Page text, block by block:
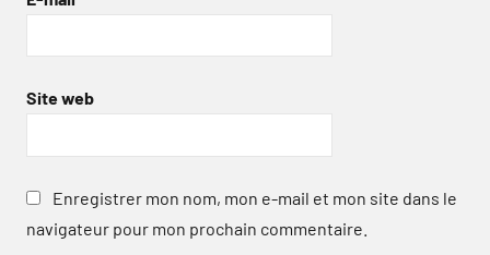
Site web
Enregistrer mon nom, mon e-mail et mon site dans le
navigateur pour mon prochain commentaire.